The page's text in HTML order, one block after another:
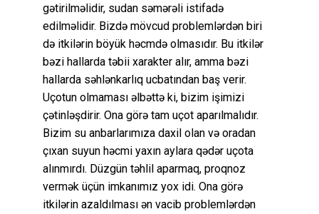
gətirilməlidir, sudan səmərəli istifadə
edilməlidir. Bizdə mövcud problemlərdən biri
də itkilərin böyük həcmdə olmasıdır. Bu itkilər
bəzi hallarda təbii xarakter alır, amma bəzi
hallarda səhlənkarlıq ucbatından baş verir.
Uçotun olmaması əlbəttə ki, bizim işimizi
çətinləşdirir. Ona görə tam uçot aparılmalıdır.
Bizim su anbarlarımıza daxil olan və oradan
çıxan suyun həcmi yaxın aylara qədər uçota
alınmırdı. Düzgün təhlil aparmaq, proqnoz
vermək üçün imkanımız yox idi. Ona görə
itkilərin azaldılması ən vacib problemlərdən